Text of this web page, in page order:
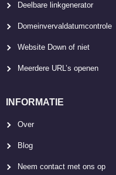
Deelbare linkgenerator
Domeinvervaldatumcontrole
Website Down of niet
Meerdere URL’s openen
INFORMATIE
Over
Blog
Neem contact met ons op